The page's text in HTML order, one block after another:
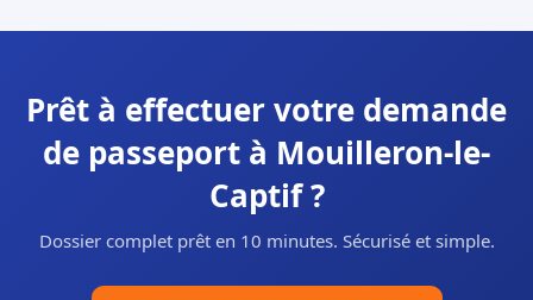
Prêt à effectuer votre demande
de passeport à Mouilleron-le-
Captif ?
Dossier complet prêt en 10 minutes. Sécurisé et simple.